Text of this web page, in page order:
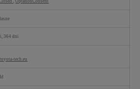
364 dni
tech.eu